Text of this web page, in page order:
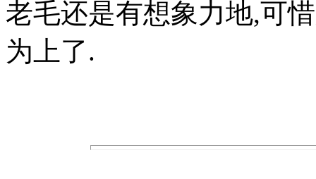
老毛还是有想象力地,可
为上了.